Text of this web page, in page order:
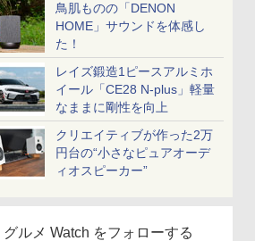
鳥肌ものの「DENON
HOME」サウンドを体感し
た！
レイズ鍛造1ピースアルミホ
イール「CE28 N-plus」軽量
なままに剛性を向上
クリエイティブが作った2万
円台の“小さなピュアオーデ
ィオスピーカー”
グルメ Watch をフォローする